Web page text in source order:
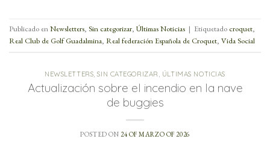
Publicado enNewsletters, Sin categorizar, Últimas Noticias | Etiquetado croquet,
Real Club de Golf Guadalmina, Real federación Española de Croquet, Vida Social
NEWSLETTERS ,SIN CATEGORIZAR ÚLTIMAS NOTICIAS
Actualización sobre el incendio en la nave
de buggies
POSTED ON 24 OF MARZO OF 2026